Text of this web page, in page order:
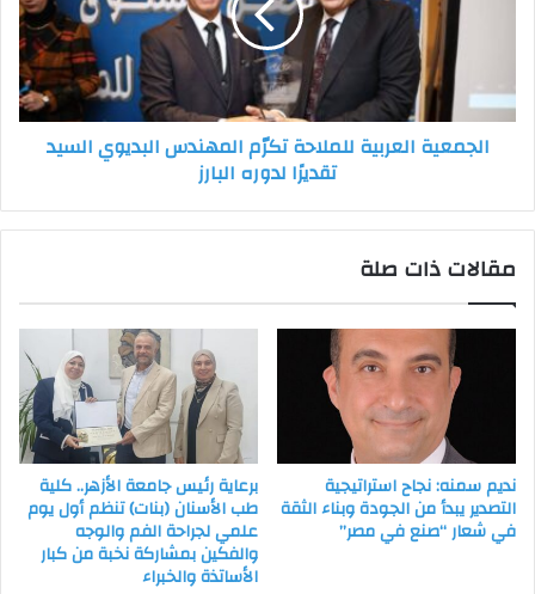
المهندس
تقديرًا
لدوره
البارزالجمعية العربية للملاحة تكرّم المهندس البديوي السيد
تقديرًا لدوره البارز
مقالات ذات صلة
نديم سمنه: نجاح استراتيجية
التصدير يبدأ من الجودة وبناء الثقة
في شعار “صنع في مصر”
برعاية رئيس جامعة الأزهر.. كلية
طب الأسنان (بنات) تنظم أول يوم
علمي لجراحة الفم والوجه
والفكين بمشاركة نخبة من كبار
الأساتذة والخبراء